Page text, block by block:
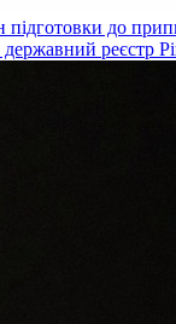
підготовки до
реєстр